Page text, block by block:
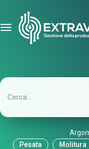
Pesata
Molitura